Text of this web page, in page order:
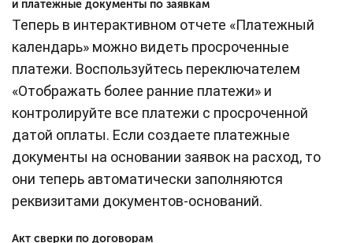
и платежные документы по заявкам
Теперь в интерактивном отчете «Платежный
календарь» можно видеть просроченные
платежи. Воспользуйтесь переключателем
«Отображать более ранние платежи» и
контролируйте все платежи с просроченной
датой оплаты. Если создаете платежные
документы на основании заявок на расход, то
они теперь автоматически заполняются
реквизитами документов-оснований.
Акт сверки по договорам